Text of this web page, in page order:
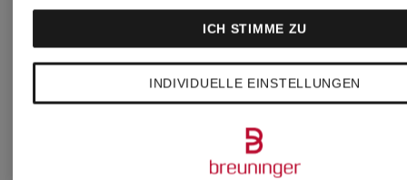
+Aktionsrabatt
THE
THE
NORTH
INDIVIDUELLE EINSTELLUNGEN
ICH STIMME ZU